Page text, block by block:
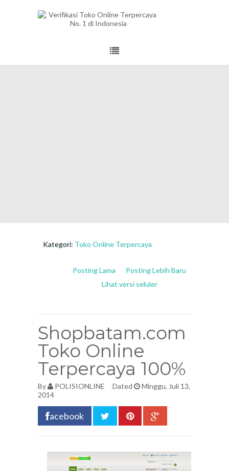
Kategori: Toko Online Terpercaya
Posting Lebih Baru
Posting Lama
Lihat versi seluler
Shopbatam.com
Toko Online
Terpercaya 100%
By POLISIONLINE Dated
Minggu, Juli 13,
2014
acebook